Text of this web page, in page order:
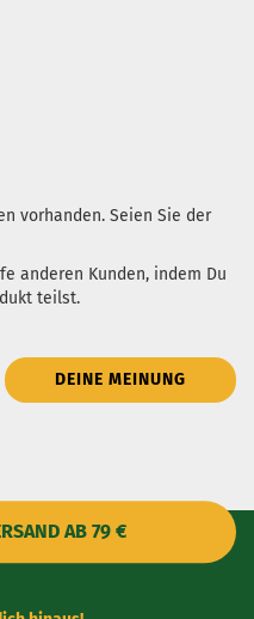
vorhanden. Seien Sie der
anderen Kunden, indem Du
teilst.
DEINE MEINUNG
AB 79 €